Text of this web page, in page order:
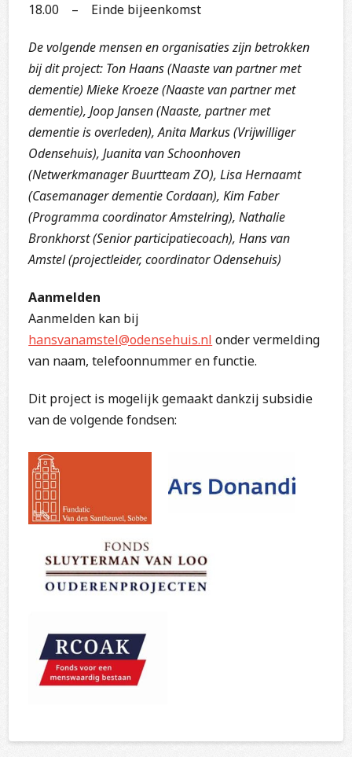
18.00 – Einde bijeenkomst
De volgende mensen en organisaties zijn betrokken
bij dit project: Ton Haans (Naaste van partner met
dementie) Mieke Kroeze (Naaste van partner met
dementie), Joop Jansen (Naaste, partner met
dementie is overleden), Anita Markus (Vrijwilliger
Odensehuis), Juanita van Schoonhoven
(Netwerkmanager Buurtteam ZO), Lisa Hernaamt
(Casemanager dementie Cordaan), Kim Faber
(Programma coordinator Amstelring), Nathalie
Bronkhorst (Senior participatiecoach), Hans van
Amstel (projectleider, coordinator Odensehuis)
Aanmelden
Aanmelden kan bij
hansvanamstel@odensehuis.nl onder vermelding
van naam, telefoonnummer en functie.
Dit project is mogelijk gemaakt dankzij subsidie
van de volgende fondsen: